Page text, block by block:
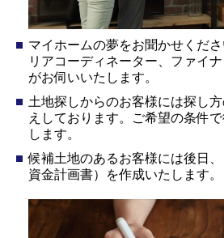
マイホームの夢をお聞かせくだ
リアコーディネーター、ファイ
がお伺いいたします。
土地探しからのお客様には探し
えしております。ご希望の条件
します。
候補土地のあるお客様には後日
資金計画書）を作成いたします。